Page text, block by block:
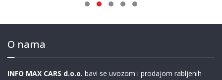
O nama
INFO MAX CARS d.o.o. bavi se uvozom i prodajom rabljenih